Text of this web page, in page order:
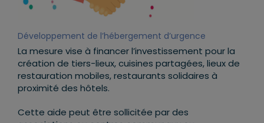
Développement de l’hébergement d’urgence
La mesure vise à financer l’investissement pour la
création de tiers-lieux, cuisines partagées, lieux de
restauration mobiles, restaurants solidaires à
proximité des hôtels.
Cette aide peut être sollicitée par des